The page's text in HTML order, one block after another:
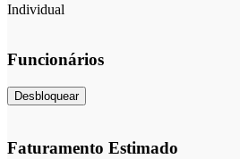
Individual
Funcionários
Desbloquear
Faturamento Estimado